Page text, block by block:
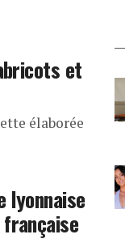
et
élaborée
lyonnaise